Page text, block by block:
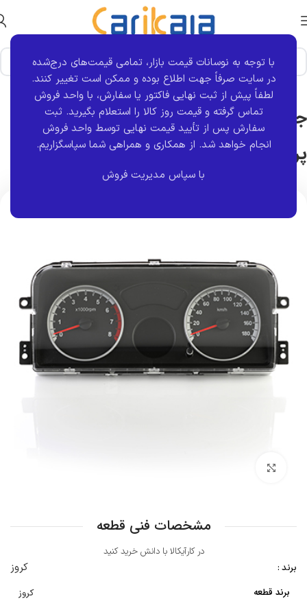
با توجه به نوسانات قیمت بازار، تمامی قیمت‌های درج‌شده
در سایت صرفاً جهت اطلاع بوده و ممکن است تغییر کنند.
لطفاً پیش از ثبت نهایی فاکتور یا سفارش، با واحد فروش
تماس گرفته و قیمت روز کالا را استعلام بگیرید. ثبت
سفارش پس از تأیید قیمت نهایی توسط واحد فروش
انجام خواهد شد. از همکاری و همراهی شما سپاسگزاریم.
با سپاس مدیریت فروش
خانه برند قطعه کروز
جلوآمپر دیجیتالی E4 مجهزبه CICM02
پراید | کروز
مشخصات فنی قطعه
در کارآیکالا با دانش خرید کنید
برند :
کروز
برند قطعه کروز